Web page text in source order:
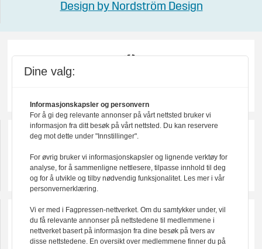
Design by Nordström Design
Dine valg:
Informasjonskapsler og personvern
For å gi deg relevante annonser på vårt nettsted bruker vi
informasjon fra ditt besøk på vårt nettsted. Du kan reservere
deg mot dette under "Innstillinger".
For øvrig bruker vi informasjonskapsler og lignende verktøy for
analyse, for å sammenligne nettlesere, tilpasse innhold til deg
og for å utvikle og tilby nødvendig funksjonalitet. Les mer i vår
personvernerklæring.
Vi er med i Fagpressen-nettverket. Om du samtykker under, vil
du få relevante annonser på nettstedene til medlemmene i
nettverket basert på informasjon fra dine besøk på tvers av
disse nettstedene. En oversikt over medlemmene finner du på